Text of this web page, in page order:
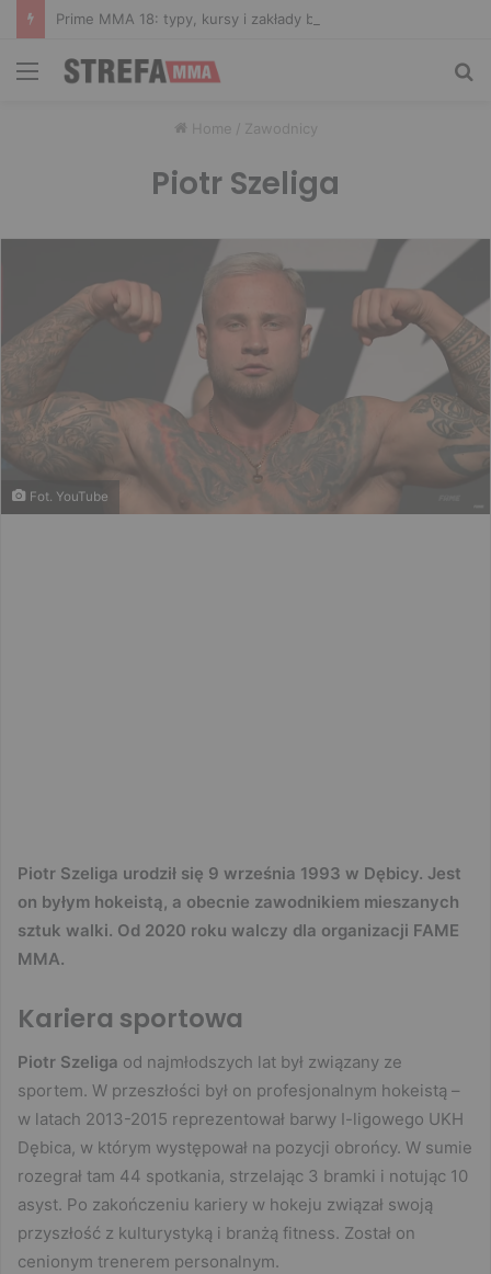
Menu
Home / Zawodnicy
Piotr Szeliga
Fot. YouTube
Piotr Szeliga urodził się 9 września 1993 w Dębicy. Jest
on byłym hokeistą, a obecnie zawodnikiem mieszanych
sztuk walki. Od 2020 roku walczy dla organizacji FAME
MMA.
Kariera sportowa
Piotr Szeliga od najmłodszych lat był związany ze
sportem. W przeszłości był on profesjonalnym hokeistą –
w latach 2013-2015 reprezentował barwy I-ligowego UKH
Dębica, w którym występował na pozycji obrońcy. W sumie
rozegrał tam 44 spotkania, strzelając 3 bramki i notując 10
asyst. Po zakończeniu kariery w hokeju związał swoją
przyszłość z kulturystyką i branżą fitness. Został on
cenionym trenerem personalnym.